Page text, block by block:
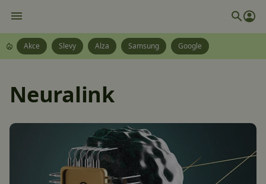
Akce Slevy Alza Samsung Google
Neuralink